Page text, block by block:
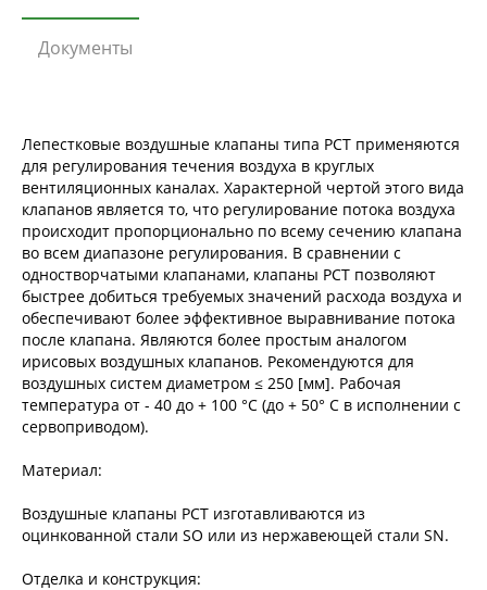
Документы
Лепестковые воздушные клапаны типа РСТ применяются
для регулирования течения воздуха в круглых
вентиляционных каналах. Характерной чертой этого вида
клапанов является то, что регулирование потока воздуха
происходит пропорционально по всему сечению клапана
во всем диапазоне регулирования. В сравнении с
одностворчатыми клапанами, клапаны РСТ позволяют
быстрее добиться требуемых значений расхода воздуха и
обеспечивают более эффективное выравнивание потока
после клапана. Являются более простым аналогом
ирисовых воздушных клапанов. Рекомендуются для
воздушных систем диаметром ≤ 250 [мм]. Рабочая
температура от - 40 до + 100 °С (до + 50° С в исполнении с
сервоприводом).
Материал:
Воздушные клапаны РСТ изготавливаются из
оцинкованной стали SO или из нержавеющей стали SN.
Отделка и конструкция: